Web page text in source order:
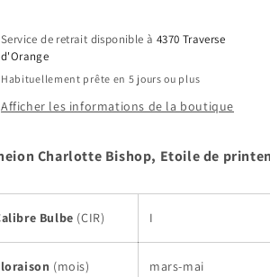
Bishop,
Etoile
de
Bishop,
de
printemps
Service de retrait disponible à 4370 Traverse
d'Orange
Habituellement prête en 5 jours ou plus
Afficher les informations de la boutique
Charlotte Bishop, Etoile de
Bulbe (CIR) I
(mois) mars-mai